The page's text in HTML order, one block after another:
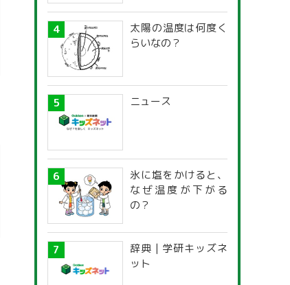
太陽の温度は何度く
らいなの？
ニュース
氷に塩をかけると、
なぜ温度が下がる
の？
辞典 | 学研キッズネ
ット